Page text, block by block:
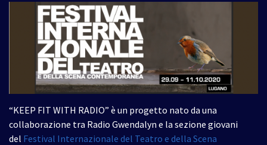
“KEEP FIT WITH RADIO” è un progetto nato da una
collaborazione tra Radio Gwendalyn e la sezione giovani
del Festival Internazionale del Teatro e della Scena